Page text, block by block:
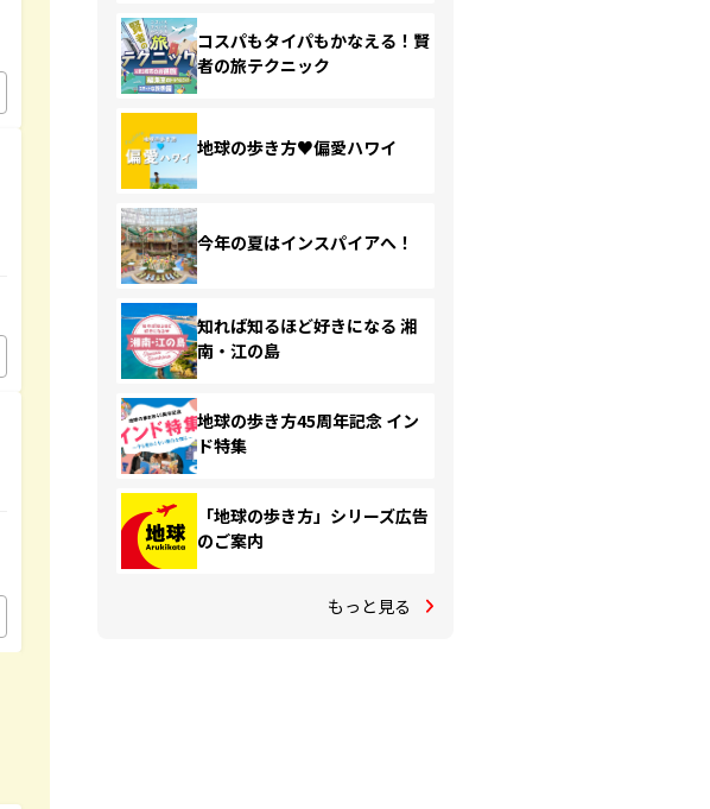
コスパもタイパもかなえる！賢
者の旅テクニック
地球の歩き方♥偏愛ハワイ
今年の夏はインスパイアへ！
知れば知るほど好きになる 湘
南・江の島
地球の歩き方45周年記念 イン
ド特集
「地球の歩き方」シリーズ広告
のご案内
もっと見る